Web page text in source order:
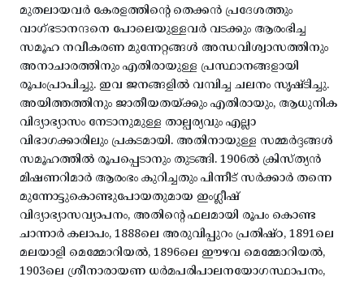
മുതലായവർ കേരളത്തിന്റെ തെക്കൻ പ്രദേശത്തും
വാഗ്ഭടാനന്ദനെ പോലെയുള്ളവർ വടക്കും ആരംഭിച്ച
സമൂഹ നവീകരണ മുന്നേറ്റങ്ങൾ അന്ധവിശ്വാസത്തിനും
അനാചാരത്തിനും എതിരായുള്ള പ്രസ്ഥാനങ്ങളായി
രൂപംപ്രാപിച്ചു. ഇവ ജനങ്ങളിൽ വമ്പിച്ച ചലനം സൃഷ്ടിച്ചു.
അയിത്തത്തിനും ജാതീയതയ്ക്കും എതിരായും, ആധുനിക
വിദ്യാഭ്യാസം നേടാനുമുള്ള താല്പര്യവും എല്ലാ
വിഭാഗക്കാരിലും പ്രകടമായി. അതിനായുള്ള സമ്മർദ്ദങ്ങൾ
സമൂഹത്തിൽ രൂപപ്പെടാനും തുടങ്ങി. 1906ൽ ക്രിസ്ത്യൻ
മിഷണറിമാർ ആരംഭം കുറിച്ചതും പിന്നീട് സർക്കാർ തന്നെ
മുന്നോട്ടുകൊണ്ടുപോയതുമായ ഇംഗ്ലീഷ്
വിദ്യാഭ്യാസവ്യാപനം, അതിന്റെ ഫലമായി രൂപം കൊണ്ട
ചാന്നാർ കലാപം, 1888ലെ അരുവിപ്പുറം പ്രതിഷ്ഠ, 1891ലെ
മലയാളി മെമ്മോറിയൽ, 1896ലെ ഈഴവ മെമ്മോറിയൽ,
1903ലെ ശ്രീനാരായണ ധർമപരിപാലനയോഗസ്ഥാപനം,